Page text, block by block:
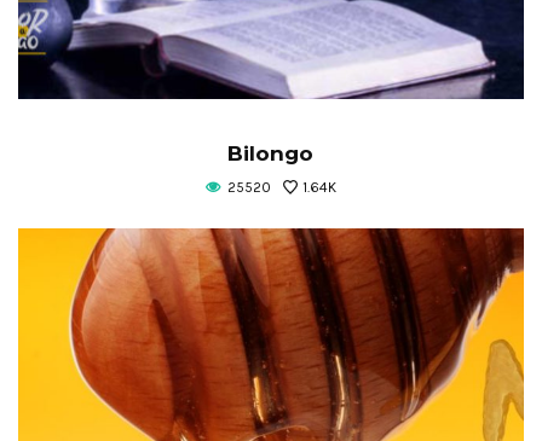
Bilongo
25520 1.64K